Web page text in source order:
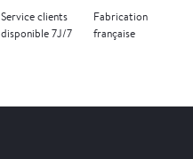
Service clients
disponible 7J/7
Fabrication
française